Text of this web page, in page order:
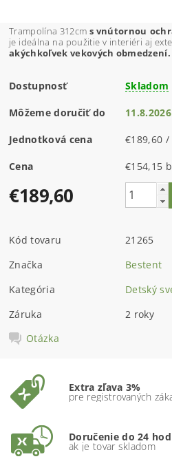
Trampolína 312cm s vnútornou
je ideálna na použitie v interiéri aj
akýchkoľvek vekových obmedzení.
Dostupnosť Skladom
Môžeme doručiť do 11.8.2026
Jednotková cena €189,60 /
Cena
€189,60
Kód tovaru
21265
Značka
Bestent
Kategória
Detský
Záruka
2 roky
Otázka
Extra zľava 3%
pre registrovaných
Doručenie do 24 hod
ak je tovar skladom